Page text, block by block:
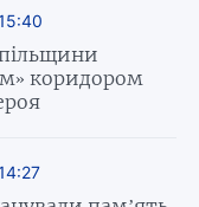
коридором